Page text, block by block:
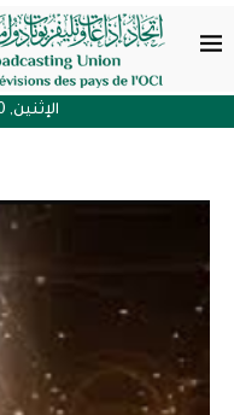
الإثنين, 10 أغسطس , 2026